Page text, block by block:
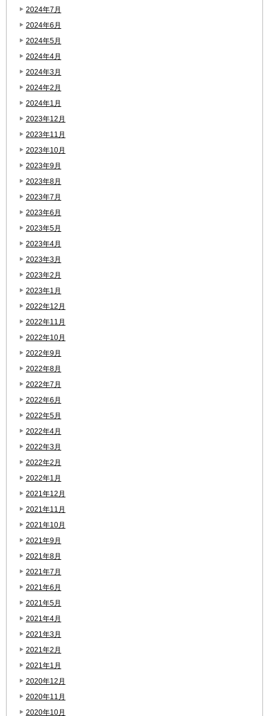
2024年7月
2024年6月
2024年5月
2024年4月
2024年3月
2024年2月
2024年1月
2023年12月
2023年11月
2023年10月
2023年9月
2023年8月
2023年7月
2023年6月
2023年5月
2023年4月
2023年3月
2023年2月
2023年1月
2022年12月
2022年11月
2022年10月
2022年9月
2022年8月
2022年7月
2022年6月
2022年5月
2022年4月
2022年3月
2022年2月
2022年1月
2021年12月
2021年11月
2021年10月
2021年9月
2021年8月
2021年7月
2021年6月
2021年5月
2021年4月
2021年3月
2021年2月
2021年1月
2020年12月
2020年11月
2020年10月